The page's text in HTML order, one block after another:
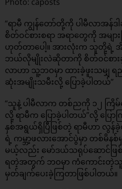
“ရာမီ ကျွန်တော်တို့ကို ပါမီလာအန်
စိတ်ဝင်စားစရာ အရာတွေကို အများ
ဟုတ်တာပေါ့။ အားလုံးက သူတို့ရဲ့
ဘယ်လိုမျိုးလဲဆိုတာကို စိတ်ဝင်စားခဲ့
လာဟာ သူ့ဘဝမှာ ထားခဲ့ဖူးသမျှ ရ
ဆုံးအမျိုးသမီးလို့ ပြောခဲ့ပါတယ်”
“သူနဲ့ ပါမီလာက တစ်ညကို ၁၂ ကြိ
လို့ ရာမီက ပြောခဲ့ပါတယ်”လို့ ပြေ
နှစ်အရွယ်ရှိပြီဖြစ်တဲ့ ရာမီဟာ လွန်
ရဲ့ ကမ္ဘာ့ဖလားအောင်ပွဲမှာ တစ်မိနစ်
မယ့်လည်း မော်ဒယ်သရုပ်ဆောင်ဖြ
ရတဲ့အတွက် ဘဝမှာ ကံကောင်းတဲ့သူ
မှတ်ချက်ပေးခဲ့ကြတာဖြစ်ပါတယ်။